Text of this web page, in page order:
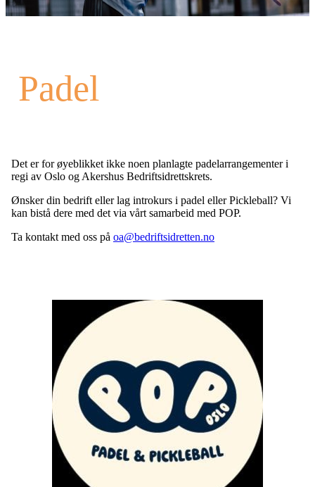
Padel
Det er for øyeblikket ikke noen planlagte padelarrangementer i
regi av Oslo og Akershus Bedriftsidrettskrets.
Ønsker din bedrift eller lag introkurs i padel eller Pickleball? Vi
kan bistå dere med det via vårt samarbeid med POP.
Ta kontakt med oss på oa@bedriftsidretten.no